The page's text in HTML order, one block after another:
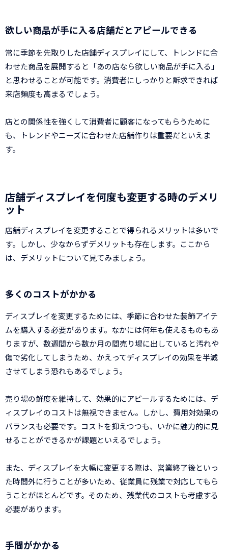
欲しい商品が手に入る店舗だとアピールできる
常に季節を先取りした店舗ディスプレイにして、トレンドに合
わせた商品を展開すると「あの店なら欲しい商品が手に入る」
と思わせることが可能です。消費者にしっかりと訴求できれば
来店頻度も高まるでしょう。
店との関係性を強くして消費者に顧客になってもらうために
も、トレンドやニーズに合わせた店舗作りは重要だといえま
す。
店舗ディスプレイを何度も変更する時のデメリ
ット
店舗ディスプレイを変更することで得られるメリットは多いで
す。しかし、少なからずデメリットも存在します。ここから
は、デメリットについて見てみましょう。
多くのコストがかかる
ディスプレイを変更するためには、季節に合わせた装飾アイテ
ムを購入する必要があります。なかには何年も使えるものもあ
りますが、数週間から数か月の間売り場に出していると汚れや
傷で劣化してしまうため、かえってディスプレイの効果を半減
させてしまう恐れもあるでしょう。
売り場の鮮度を維持して、効果的にアピールするためには、デ
ィスプレイのコストは無視できません。しかし、費用対効果の
バランスも必要です。コストを抑えつつも、いかに魅力的に見
せることができるかが課題といえるでしょう。
また、ディスプレイを大幅に変更する際は、営業終了後といっ
た時間外に行うことが多いため、従業員に残業で対応してもら
うことがほとんどです。そのため、残業代のコストも考慮する
必要があります。
手間がかかる